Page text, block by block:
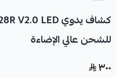
للشحن عالي الإضاءة
٣٠٠